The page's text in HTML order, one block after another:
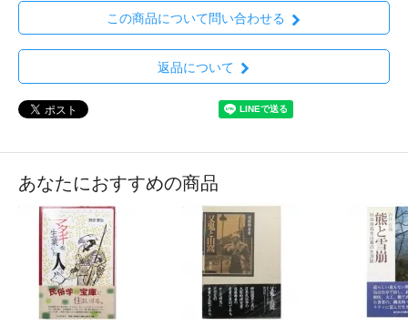
この商品について問い合わせる
返品について
あなたにおすすめの商品